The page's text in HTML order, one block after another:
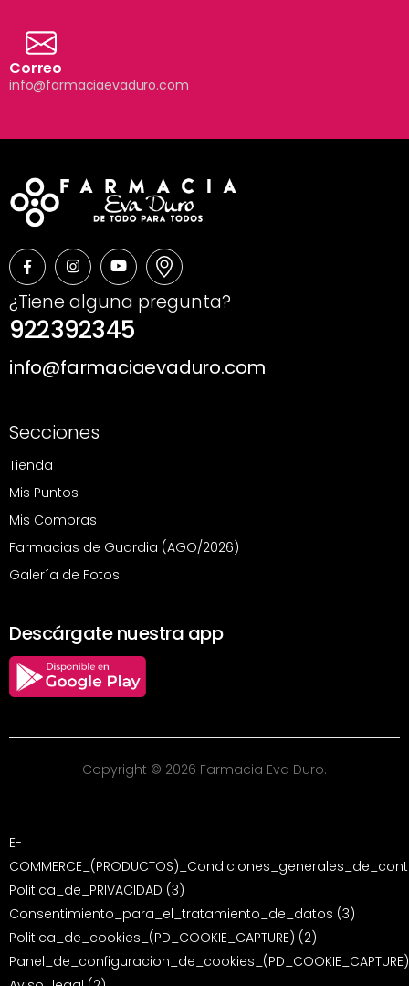
Correo
info@farmaciaevaduro.com
¿Tiene alguna pregunta?
922392345
info@farmaciaevaduro.com
Secciones
Tienda
Mis Puntos
Mis Compras
Farmacias de Guardia (AGO/2026)
Galería de Fotos
Descárgate nuestra app
Copyright © 2026 Farmacia Eva Duro.
E-
Politica_de_PRIVACIDAD (3)
Consentimiento_para_el_tratamiento_de_datos (3)
Politica_de_cookies_(PD_COOKIE_CAPTURE) (2)
Panel_de_configuracion_de_cookies_(PD_COOKIE_CAPTURE)